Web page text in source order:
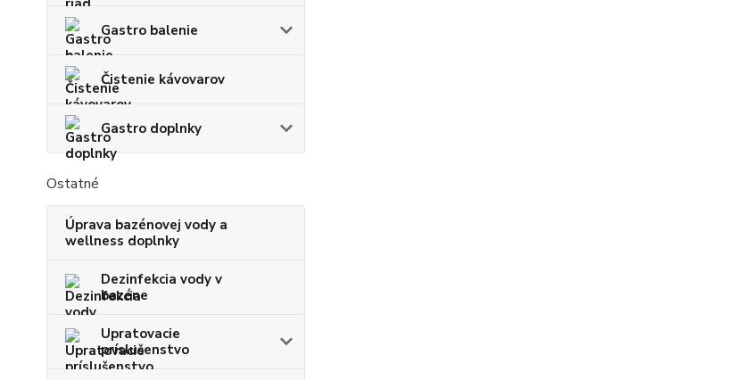
Gastro balenie
Čistenie kávovarov
Gastro doplnky
Ostatné
Úprava bazénovej vody a
wellness doplnky
Dezinfekcia vody v
bazéne
Upratovacie
príslušenstvo